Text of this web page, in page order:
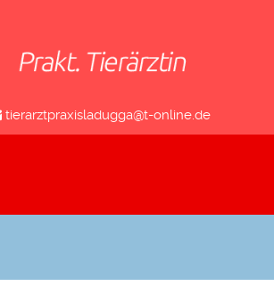
tierarztpraxisladugga@t-online.de